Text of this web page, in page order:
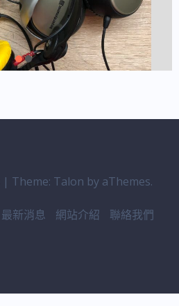
| Theme: Talon by aThemes.
最新消息 網站介紹
聯絡我們